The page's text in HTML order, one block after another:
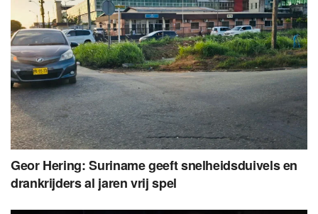
Geor Hering: Suriname geeft snelheidsduivels en
drankrijders al jaren vrij spel